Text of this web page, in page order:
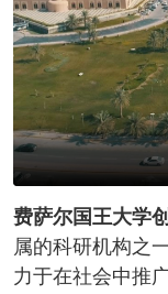
费萨尔国王大学
属的科研机构之
力于在社会中推